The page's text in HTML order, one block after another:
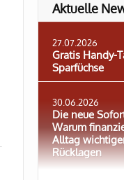
Aktuelle
27.07.2026
Gratis Handy-
Sparfüchse
30.06.2026
Die neue
Warum
Alltag
Rücklagen